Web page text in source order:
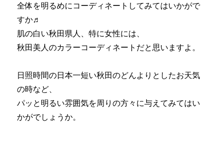
全体を明るめにコーディネートしてみてはいかがで
すか♬
肌の白い秋田県人、特に女性には、
秋田美人のカラーコーディネートだと思いますよ。
日照時間の日本一短い秋田のどんよりとしたお天気
の時など、
パッと明るい雰囲気を周りの方々に与えてみてはい
かがでしょうか。